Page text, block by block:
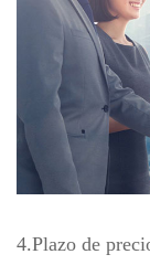
4.Plazo de